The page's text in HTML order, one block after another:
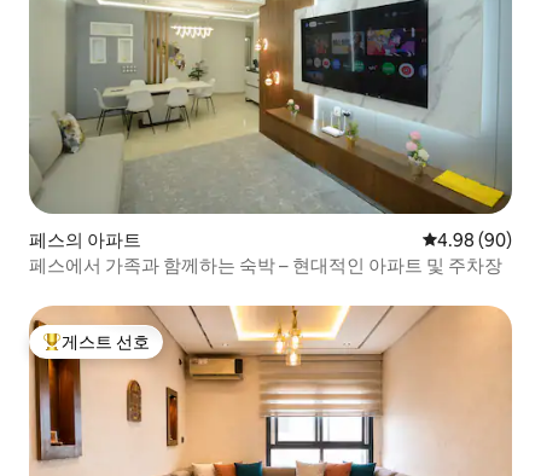
페스의 아파트 평점 4.98점(5
4.98 (90)
페스에서 가족과 함께하는 숙박 – 현대적인 아파트 및 주차장
상위 게스트 선호
게스트 선호